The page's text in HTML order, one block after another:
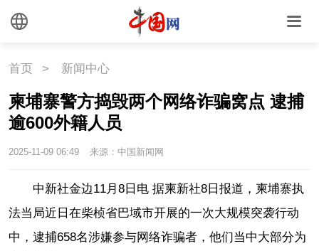
海洋
联盟 老年
首页 > 新闻中心
柬埔寨警方捣毁两个网络诈骗窝点 逮捕
逾600外籍人员
2025-11-09 06:49 来源：中国新闻网
中新社金边11月8日电 据柬新社8日报道，柬埔寨执
法当局近日在柴桢省巴域市开展的一次大规模突袭行动
中，逮捕658名涉嫌参与网络诈骗者，他们当中大部分为